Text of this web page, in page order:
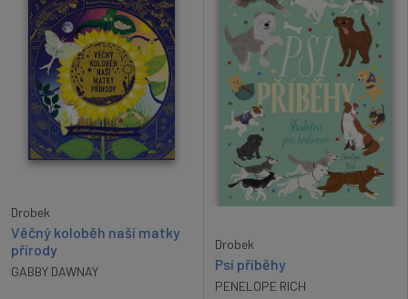
Drobek
Věčný koloběh naší matky
přírody
GABBY DAWNAY
Drobek
Psí příběhy
PENELOPE RICH